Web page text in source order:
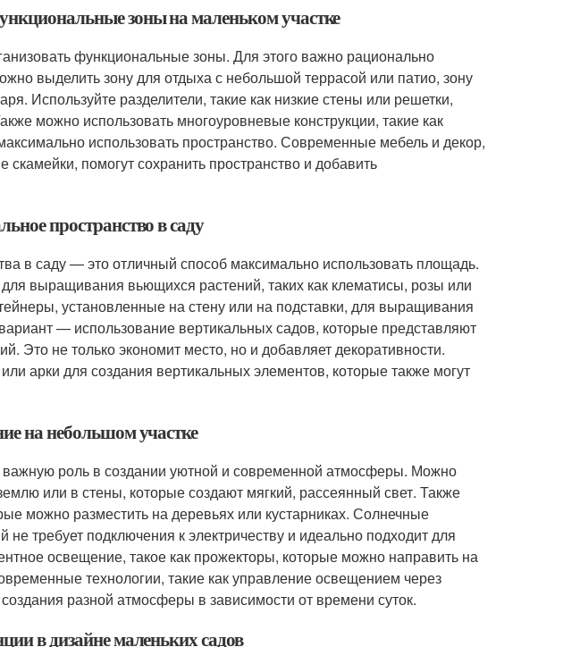
зоны на маленьком участке
функциональные зоны. Для этого важно рационально
выделить зону для отдыха с небольшой террасой или патио, зону
Используйте разделители, такие как низкие стены или решетки,
можно использовать многоуровневые конструкции, такие как
использовать пространство. Современные мебель и декор,
скамейки, помогут сохранить пространство и добавить
пространство в саду
в саду — это отличный способ максимально использовать площадь.
выращивания вьющихся растений, таких как клематисы, розы или
установленные на стену или на подставки, для выращивания
— использование вертикальных садов, которые представляют
Это не только экономит место, но и добавляет декоративности.
арки для создания вертикальных элементов, которые также могут
на небольшом участке
роль в создании уютной и современной атмосферы. Можно
или в стены, которые создают мягкий, рассеянный свет. Также
можно разместить на деревьях или кустарниках. Солнечные
требует подключения к электричеству и идеально подходит для
освещение, такое как прожекторы, которые можно направить на
технологии, такие как управление освещением через
разной атмосферы в зависимости от времени суток.
в дизайне маленьких садов